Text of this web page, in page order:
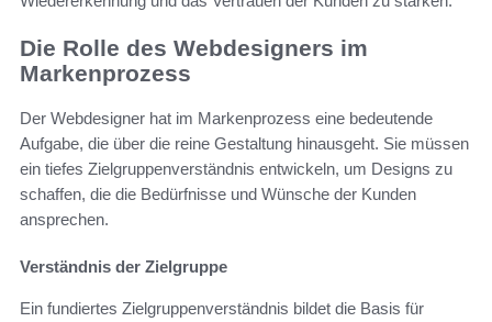
Die Rolle des Webdesigners im
Markenprozess
Der Webdesigner hat im Markenprozess eine bedeutende
Aufgabe, die über die reine Gestaltung hinausgeht. Sie müssen
ein tiefes Zielgruppenverständnis entwickeln, um Designs zu
schaffen, die die Bedürfnisse und Wünsche der Kunden
ansprechen.
Verständnis der Zielgruppe
Ein fundiertes Zielgruppenverständnis bildet die Basis für